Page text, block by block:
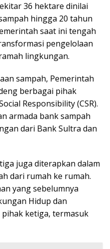
36 hektare dinilai
hingga 20 tahun
saat ini tengah
pengelolaan
lingkungan.
sampah, Pemerintah
berbagai pihak
Responsibility (CSR).
armada bank sampah
dari Bank Sultra dan
juga diterapkan dalam
dari rumah ke rumah.
yang sebelumnya
Hidup dan
ketiga, termasuk